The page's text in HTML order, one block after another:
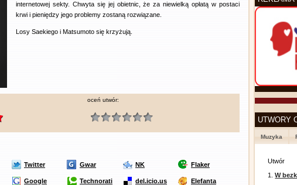
internetowej sekty. Chwyta się jej obietnic, że za niewielką opłatą w postaci
krwi i pieniędzy jego problemy zostaną rozwiązane.
Losy Saekiego i Matsumoto się krzyżują.
oceń utwór:
Twitter Gwar NK Flaker
Google Technorati del.icio.us Elefanta
UTWORY
Muzyka
Utwór
1.W